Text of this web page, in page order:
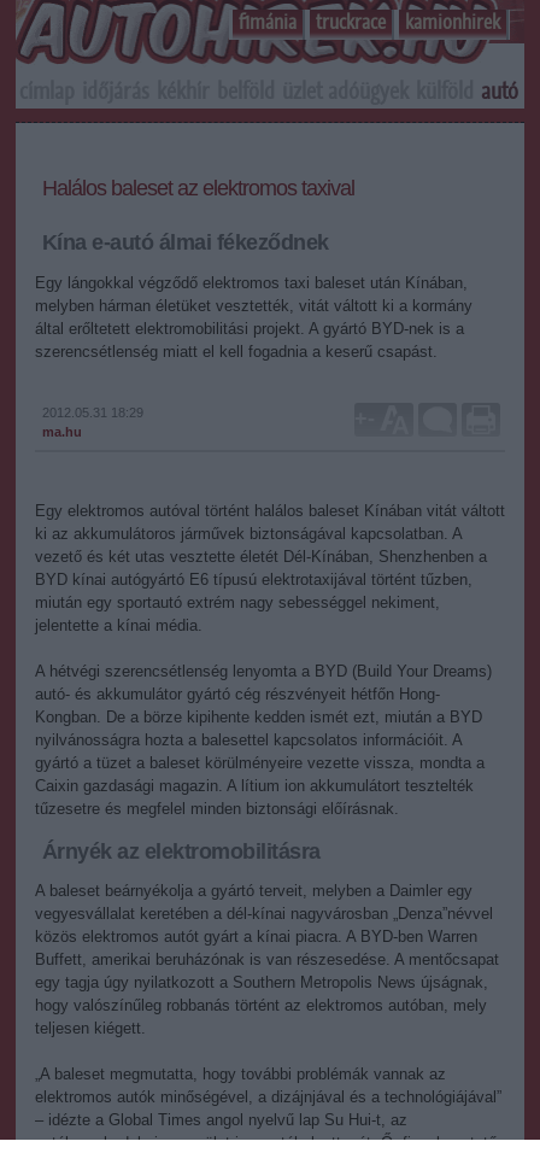
autó
f1mánia truckrace kamionhirek
Halálos baleset az elektromos taxival
Kína e-autó álmai fékeződnek
Egy lángokkal végződő elektromos taxi baleset után Kínában,
melyben hárman életüket vesztették, vitát váltott ki a kormány
által erőltetett elektromobilitási projekt. A gyártó BYD-nek is a
szerencsétlenség miatt el kell fogadnia a keserű csapást.
2012.05.31 18:29
ma.hu
Egy elektromos autóval történt halálos baleset Kínában vitát váltott
ki az akkumulátoros járművek biztonságával kapcsolatban. A
vezető és két utas vesztette életét Dél-Kínában, Shenzhenben a
BYD kínai autógyártó E6 típusú elektrotaxijával történt tűzben,
miután egy sportautó extrém nagy sebességgel nekiment,
jelentette a kínai média.
A hétvégi szerencsétlenség lenyomta a BYD (Build Your Dreams)
autó- és akkumulátor gyártó cég részvényeit hétfőn Hong-
Kongban. De a börze kipihente kedden ismét ezt, miután a BYD
nyilvánosságra hozta a balesettel kapcsolatos információit. A
gyártó a tüzet a baleset körülményeire vezette vissza, mondta a
Caixin gazdasági magazin. A lítium ion akkumulátort tesztelték
tűzesetre és megfelel minden biztonsági előírásnak.
Árnyék az elektromobilitásra
A baleset beárnyékolja a gyártó terveit, melyben a Daimler egy
vegyesvállalat keretében a dél-kínai nagyvárosban „Denza”névvel
közös elektromos autót gyárt a kínai piacra. A BYD-ben Warren
Buffett, amerikai beruházónak is van részesedése. A mentőcsapat
egy tagja úgy nyilatkozott a Southern Metropolis News újságnak,
hogy valószínűleg robbanás történt az elektromos autóban, mely
teljesen kiégett.
„A baleset megmutatta, hogy további problémák vannak az
elektromos autók minőségével, a dizájnjával és a technológiájával”
– idézte a Global Times angol nyelvű lap Su Hui-t, az
autókereskedelmi egyesület igazgatóhelyettesét. Ő „figyelmeztető